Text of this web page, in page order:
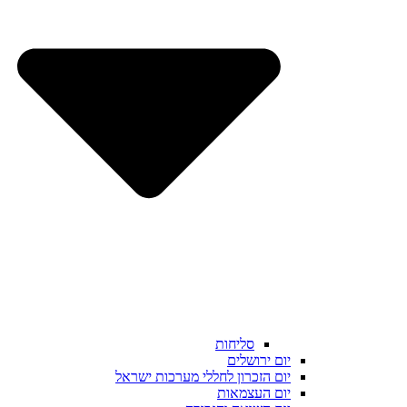
סליחות
יום ירושלים
יום הזכרון לחללי מערכות ישראל
יום העצמאות